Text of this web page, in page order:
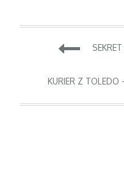
wpisu
KURIER Z TOLEDO